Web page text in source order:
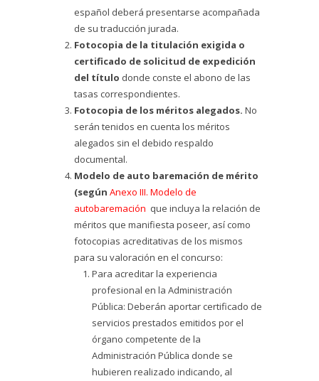
español deberá presentarse acompañada
de su traducción jurada.
Fotocopia de la titulación exigida o
certificado de solicitud de expedición
del título donde conste el abono de las
tasas correspondientes.
Fotocopia de los méritos alegados. No
serán tenidos en cuenta los méritos
alegados sin el debido respaldo
documental.
Modelo de auto baremación de mérito
(según Anexo III. Modelo de
autobaremación que incluya la relación de
méritos que manifiesta poseer, así como
fotocopias acreditativas de los mismos
para su valoración en el concurso:
Para acreditar la experiencia
profesional en la Administración
Pública: Deberán aportar certificado de
servicios prestados emitidos por el
órgano competente de la
Administración Pública donde se
hubieren realizado indicando, al